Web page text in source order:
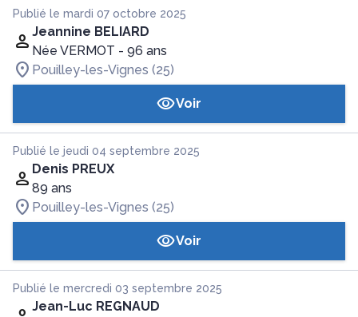
Publié le mardi 07 octobre 2025
Jeannine BELIARD
Née VERMOT - 96 ans
Pouilley-les-Vignes (25)
Voir
Publié le jeudi 04 septembre 2025
Denis PREUX
89 ans
Pouilley-les-Vignes (25)
Voir
Publié le mercredi 03 septembre 2025
Jean-Luc REGNAUD